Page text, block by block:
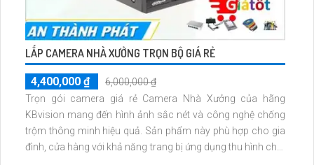
LẮP CAMERA NHÀ XƯỞNG TRỌN BỘ GIÁ RẺ
4,400,000 ₫
6,000,000 ₫
Trọn gói camera giá rẻ Camera Nhà Xưởng của hãng
KBvision mang đến hình ảnh sắc nét và công nghệ chống
trộm thông minh hiệu quả. Sản phẩm này phù hợp cho gia
đình, cửa hàng với khả năng trang bị ứng dụng thu hình chất